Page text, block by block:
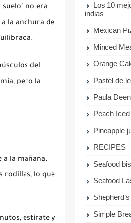
suelo" no era
la anchura de
del
pero la
a la mañana.
rodillas, lo que
estírate y
Los 10
indias
Mexican
Minced
Orange
Pastel de
Paula
Peach
Pineapple
RECIPES
Seafood
Seafood
Simple